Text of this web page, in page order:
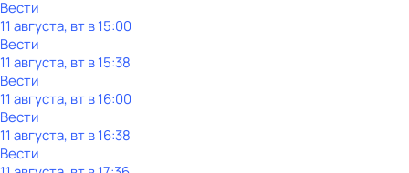
Вести
11 августа, вт в 15:00
Вести
11 августа, вт в 15:38
Вести
11 августа, вт в 16:00
Вести
11 августа, вт в 16:38
Вести